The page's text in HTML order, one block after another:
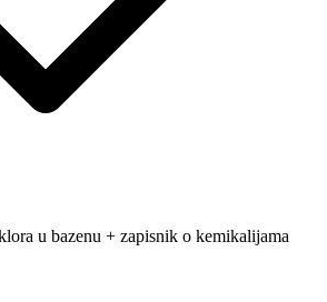
u bazenu + zapisnik o kemikalijama